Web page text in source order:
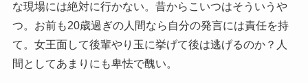
な現場には絶対に行かない。昔からこいつはそういうや
つ。お前も20歳過ぎの人間なら自分の発言には責任を持
て。女王面して後輩やり玉に挙げて後は逃げるのか？人
間としてあまりにも卑怯で醜い。